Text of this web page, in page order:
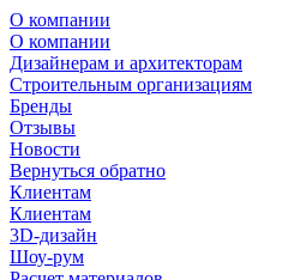
О компании
О компании
Дизайнерам и архитекторам
Строительным организациям
Бренды
Отзывы
Новости
Вернуться обратно
Клиентам
Клиентам
3D-дизайн
Шоу-рум